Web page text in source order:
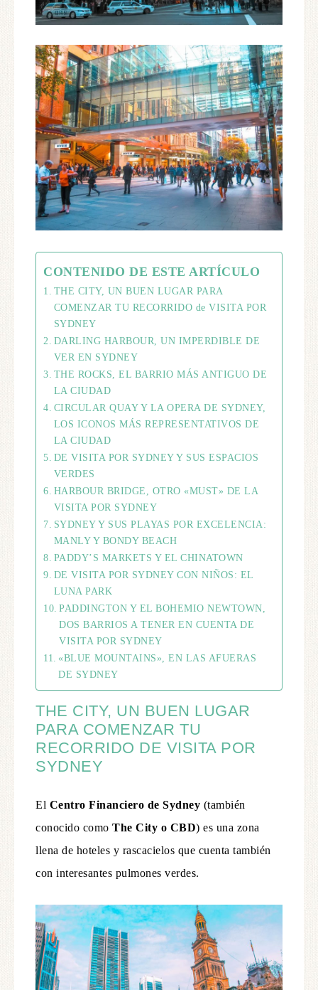
CONTENIDO DE ESTE ARTÍCULO
THE CITY, UN BUEN LUGAR PARA
COMENZAR TU RECORRIDO de VISITA POR
SYDNEY
DARLING HARBOUR, UN IMPERDIBLE DE
VER EN SYDNEY
THE ROCKS, EL BARRIO MÁS ANTIGUO DE
LA CIUDAD
CIRCULAR QUAY Y LA OPERA DE SYDNEY,
LOS ICONOS MÁS REPRESENTATIVOS DE
LA CIUDAD
DE VISITA POR SYDNEY Y SUS ESPACIOS
VERDES
HARBOUR BRIDGE, OTRO «MUST» DE LA
VISITA POR SYDNEY
SYDNEY Y SUS PLAYAS POR EXCELENCIA:
MANLY Y BONDY BEACH
PADDY’S MARKETS Y EL CHINATOWN
DE VISITA POR SYDNEY CON NIÑOS: EL
LUNA PARK
PADDINGTON Y EL BOHEMIO NEWTOWN,
DOS BARRIOS A TENER EN CUENTA DE
VISITA POR SYDNEY
«BLUE MOUNTAINS», EN LAS AFUERAS
DE SYDNEY
THE CITY, UN BUEN LUGAR
PARA COMENZAR TU
RECORRIDO DE VISITA POR
SYDNEY
El Centro Financiero de Sydney (también
conocido como The City o CBD) es una zona
llena de hoteles y rascacielos que cuenta también
con interesantes pulmones verdes.